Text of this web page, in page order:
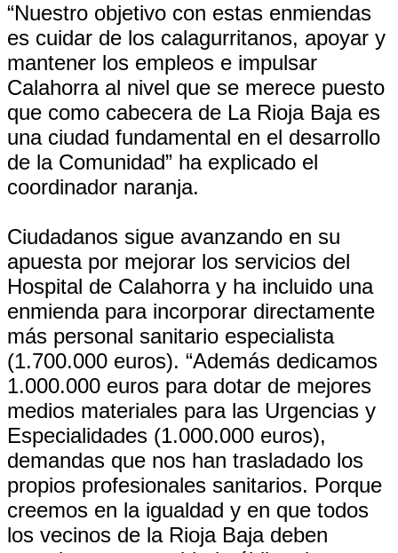
“Nuestro objetivo con estas enmiendas
es cuidar de los calagurritanos, apoyar y
mantener los empleos e impulsar
Calahorra al nivel que se merece puesto
que como cabecera de La Rioja Baja es
una ciudad fundamental en el desarrollo
de la Comunidad” ha explicado el
coordinador naranja.
Ciudadanos sigue avanzando en su
apuesta por mejorar los servicios del
Hospital de Calahorra y ha incluido una
enmienda para incorporar directamente
más personal sanitario especialista
(1.700.000 euros). “Además dedicamos
1.000.000 euros para dotar de mejores
medios materiales para las Urgencias y
Especialidades (1.000.000 euros),
demandas que nos han trasladado los
propios profesionales sanitarios. Porque
creemos en la igualdad y en que todos
los vecinos de la Rioja Baja deben